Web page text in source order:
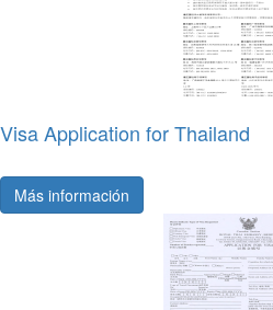
Visa Application for Thailand
Más información